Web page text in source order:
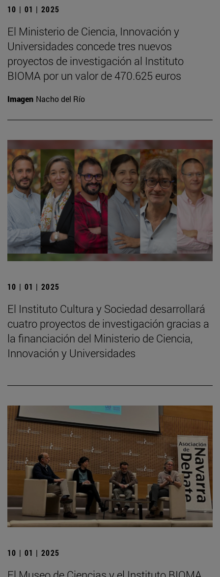
10 | 01 | 2025
El Ministerio de Ciencia, Innovación y
Universidades concede tres nuevos
proyectos de investigación al Instituto
BIOMA por un valor de 470.625 euros
Imagen Nacho del Río
10 | 01 | 2025
El Instituto Cultura y Sociedad desarrollará
cuatro proyectos de investigación gracias a
la financiación del Ministerio de Ciencia,
Innovación y Universidades
10 | 01 | 2025